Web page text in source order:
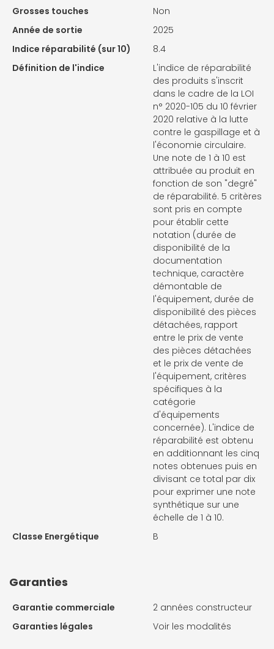
Grosses touches
Non
Année de sortie
2025
Indice réparabilité (sur 10)
8.4
Définition de l'indice
L'indice de réparabilité
des produits s'inscrit
dans le cadre de la LOI
n° 2020-105 du 10 février
2020 relative à la lutte
contre le gaspillage et à
l'économie circulaire.
Une note de 1 à 10 est
attribuée au produit en
fonction de son "degré"
de réparabilité. 5 critères
sont pris en compte
pour établir cette
notation (durée de
disponibilité de la
documentation
technique, caractère
démontable de
l'équipement, durée de
disponibilité des pièces
détachées, rapport
entre le prix de vente
des pièces détachées
et le prix de vente de
l'équipement, critères
spécifiques à la
catégorie
d'équipements
concernée). L'indice de
réparabilité est obtenu
en additionnant les cinq
notes obtenues puis en
divisant ce total par dix
pour exprimer une note
synthétique sur une
échelle de 1 à 10.
Classe Energétique
B
Garanties
Garantie commerciale
2 années constructeur
Garanties légales
Voir les modalités